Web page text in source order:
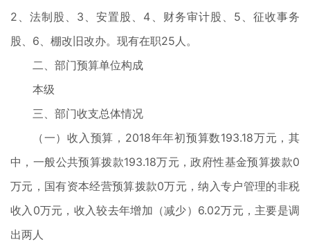
2、法制股、3、安置股、4、财务审计股、5、征收事务
股、6、棚改旧改办。现有在职25人。
二、部门预算单位构成
本级
三、部门收支总体情况
（一）收入预算，2018年年初预算数193.18万元，其
中，一般公共预算拨款193.18万元，政府性基金预算拨款0
万元，国有资本经营预算拨款0万元，纳入专户管理的非税
收入0万元，收入较去年增加（减少）6.02万元，主要是调
出两人